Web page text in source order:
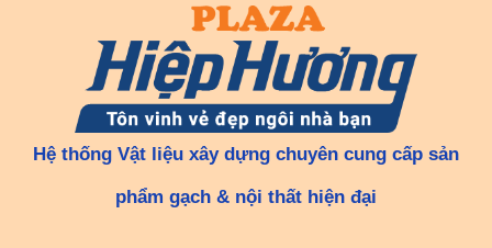
Hệ thống Vật liệu xây dựng chuyên cung cấp sản
phẩm gạch & nội thất hiện đại